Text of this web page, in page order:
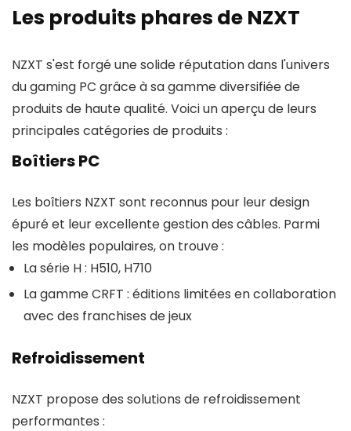
Les produits phares de NZXT
NZXT s'est forgé une solide réputation dans l'univers
du gaming PC grâce à sa gamme diversifiée de
produits de haute qualité. Voici un aperçu de leurs
principales catégories de produits :
Boîtiers PC
Les boîtiers NZXT sont reconnus pour leur design
épuré et leur excellente gestion des câbles. Parmi
les modèles populaires, on trouve :
La série H : H510, H710
La gamme CRFT : éditions limitées en collaboration
avec des franchises de jeux
Refroidissement
NZXT propose des solutions de refroidissement
performantes :